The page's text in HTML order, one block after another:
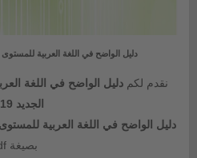
دليل الواضح في اللغة العربية للمستوى
نقدم لكم دليل الواضح في اللغة
الجديد 2019
دليل الواضح في اللغة العربية للمستوى
بصيغة pdf